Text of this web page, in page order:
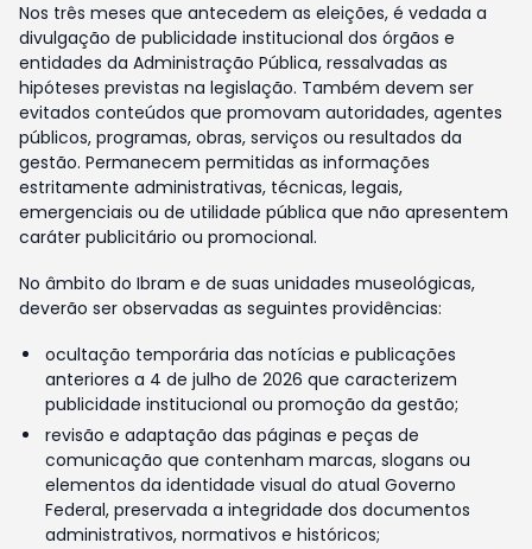
Nos três meses que antecedem as eleições, é vedada a
divulgação de publicidade institucional dos órgãos e
entidades da Administração Pública, ressalvadas as
hipóteses previstas na legislação. Também devem ser
evitados conteúdos que promovam autoridades, agentes
públicos, programas, obras, serviços ou resultados da
gestão. Permanecem permitidas as informações
estritamente administrativas, técnicas, legais,
emergenciais ou de utilidade pública que não apresentem
caráter publicitário ou promocional.
No âmbito do Ibram e de suas unidades museológicas,
deverão ser observadas as seguintes providências:
ocultação temporária das notícias e publicações
anteriores a 4 de julho de 2026 que caracterizem
publicidade institucional ou promoção da gestão;
revisão e adaptação das páginas e peças de
comunicação que contenham marcas, slogans ou
elementos da identidade visual do atual Governo
Federal, preservada a integridade dos documentos
administrativos, normativos e históricos;